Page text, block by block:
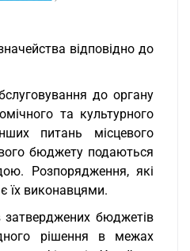
відповідно до
до органу
та культурного
питань місцевого
бюджету подаються
Розпорядження, які
їх виконавцями.
затверджених бюджетів
рішення в межах